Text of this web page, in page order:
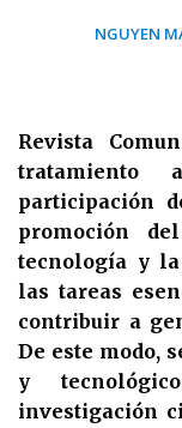
NGUYEN
Revista
participación
promoción
tecnología y
las tareas
contribuir a
De este modo,
y
investigación